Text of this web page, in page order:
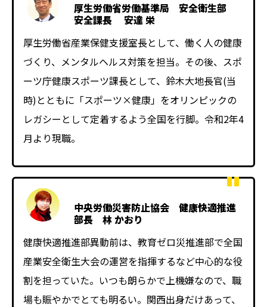
厚生労働省労働基準局 安全衛生部
安全課長 安達 栄
厚生労働省産業保健支援室長として、働く人の健康
づくり、メンタルヘルス対策を担当。その後、スポ
ーツ庁健康スポーツ課長として、鈴木大地長官(当
時)とともに「スポーツ×健康」をオリンピックの
レガシーとして定着するよう全国を行脚。令和2年4
月より現職。
中央労働災害防止協会 健康快適推進
部長 林 かおり
健康快適推進部異動前は、教育ゼロ災推進部で全国
産業安全衛生大会の運営を指揮するなど中心的な役
割を担っていた。いつも朗らかで上機嫌なので、職
場も賑やかでとても明るい。関西出身だけあって、